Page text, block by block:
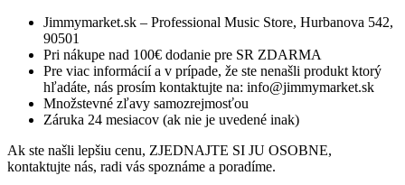
Jimmymarket.sk – Professional Music Store, Hurbanova 542,
90501
Pri nákupe nad 100€ dodanie pre SR ZDARMA
Pre viac informácií a v prípade, že ste nenašli produkt ktorý
hľadáte, nás prosím kontaktujte na: info@jimmymarket.sk
Množstevné zľavy samozrejmosťou
Záruka 24 mesiacov (ak nie je uvedené inak)
Ak ste našli lepšiu cenu, ZJEDNAJTE SI JU OSOBNE,
kontaktujte nás, radi vás spoznáme a poradíme.